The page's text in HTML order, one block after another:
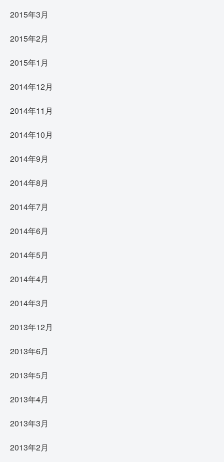
2015年3月
2015年2月
2015年1月
2014年12月
2014年11月
2014年10月
2014年9月
2014年8月
2014年7月
2014年6月
2014年5月
2014年4月
2014年3月
2013年12月
2013年6月
2013年5月
2013年4月
2013年3月
2013年2月